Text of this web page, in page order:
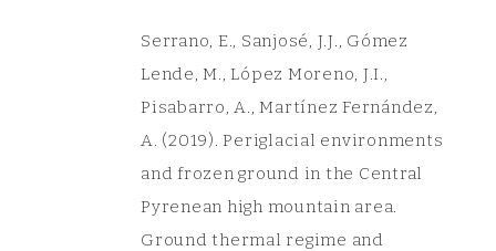
Serrano, E., Sanjosé, J.J., Gómez
Lende, M., López Moreno, J.I.,
Pisabarro, A., Martínez Fernández,
A. (2019). Periglacial environments
and frozen ground in the Central
Pyrenean high mountain area.
Ground thermal regime and